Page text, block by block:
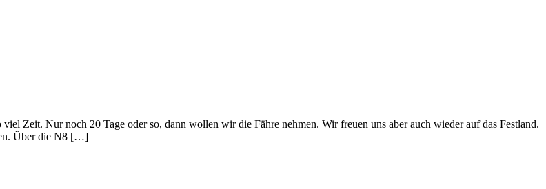
Zeit. Nur noch 20 Tage oder so, dann wollen wir die Fähre nehmen. Wir freuen uns aber auch wieder auf das Festland.
Über die N8 […]